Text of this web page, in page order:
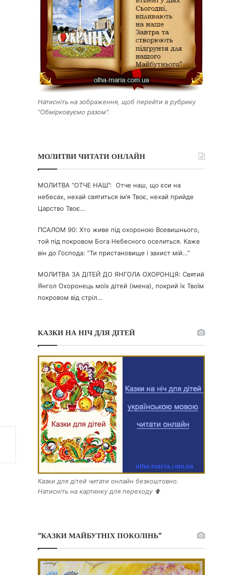
Натисніть на зображення, щоб перейти в рубрику
"Обмірковуємо разом".
МОЛИТВИ ЧИТАТИ ОНЛАЙН
МОЛИТВА “ОТЧЕ НАШ”: Отче наш, що єси на
небесах, нехай святиться ім’я Твоє, нехай прийде
Царство Твоє…
ПСАЛОМ 90: Хто живе під охороною Всевишнього,
той під покровом Бога Небесного оселиться. Каже
він до Господа: “Ти пристановище і захист мій…”
МОЛИТВА ЗА ДІТЕЙ ДО ЯНГОЛА ОХОРОНЦЯ: Святий
Янгол Охоронець моїх дітей (імена), покрий їх Твоїм
покровом від стріл…
КАЗКИ НА НІЧ ДЛЯ ДІТЕЙ
Казки для дітей читати онлайн безкоштовно.
Натисніть на картинку для переходу ⬆️
“КАЗКИ МАЙБУТНІХ ПОКОЛІНЬ”